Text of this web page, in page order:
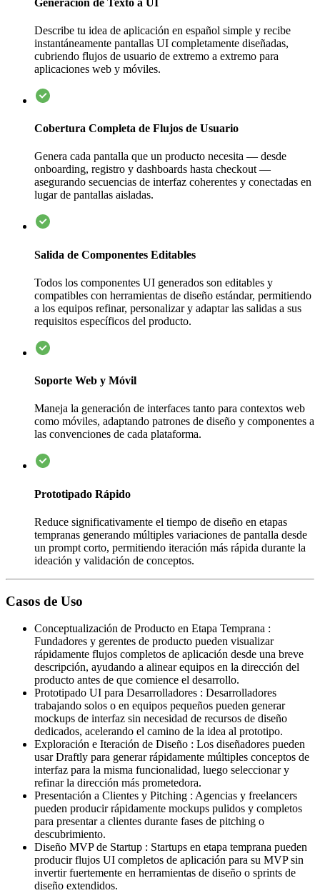
Describe tu idea de aplicación en español simple y recibe
instantáneamente pantallas UI completamente diseñadas,
cubriendo flujos de usuario de extremo a extremo para
aplicaciones web y móviles.
Cobertura Completa de Flujos de Usuario
Genera cada pantalla que un producto necesita — desde
onboarding, registro y dashboards hasta checkout —
asegurando secuencias de interfaz coherentes y conectadas en
lugar de pantallas aisladas.
Salida de Componentes Editables
Todos los componentes UI generados son editables y
compatibles con herramientas de diseño estándar, permitiendo
a los equipos refinar, personalizar y adaptar las salidas a sus
requisitos específicos del producto.
Soporte Web y Móvil
Maneja la generación de interfaces tanto para contextos web
como móviles, adaptando patrones de diseño y componentes a
las convenciones de cada plataforma.
Prototipado Rápido
Reduce significativamente el tiempo de diseño en etapas
tempranas generando múltiples variaciones de pantalla desde
un prompt corto, permitiendo iteración más rápida durante la
ideación y validación de conceptos.
Casos de Uso
Conceptualización de Producto en Etapa Temprana :
Fundadores y gerentes de producto pueden visualizar
rápidamente flujos completos de aplicación desde una breve
descripción, ayudando a alinear equipos en la dirección del
producto antes de que comience el desarrollo.
Prototipado UI para Desarrolladores : Desarrolladores
trabajando solos o en equipos pequeños pueden generar
mockups de interfaz sin necesidad de recursos de diseño
dedicados, acelerando el camino de la idea al prototipo.
Exploración e Iteración de Diseño : Los diseñadores pueden
usar Draftly para generar rápidamente múltiples conceptos de
interfaz para la misma funcionalidad, luego seleccionar y
refinar la dirección más prometedora.
Presentación a Clientes y Pitching : Agencias y freelancers
pueden producir rápidamente mockups pulidos y completos
para presentar a clientes durante fases de pitching o
descubrimiento.
Diseño MVP de Startup : Startups en etapa temprana pueden
producir flujos UI completos de aplicación para su MVP sin
invertir fuertemente en herramientas de diseño o sprints de
diseño extendidos.